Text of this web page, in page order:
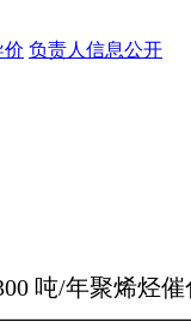
价 负责人信息公开
吨/年聚烯烃